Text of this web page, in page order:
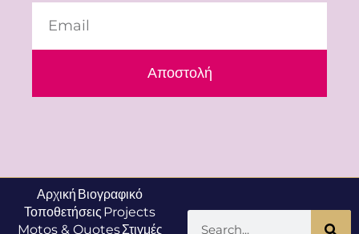
Αποστολή
Αρχική Βιογραφικό
Τοποθετήσεις Projects
Motos & QuotesΣτιγμές